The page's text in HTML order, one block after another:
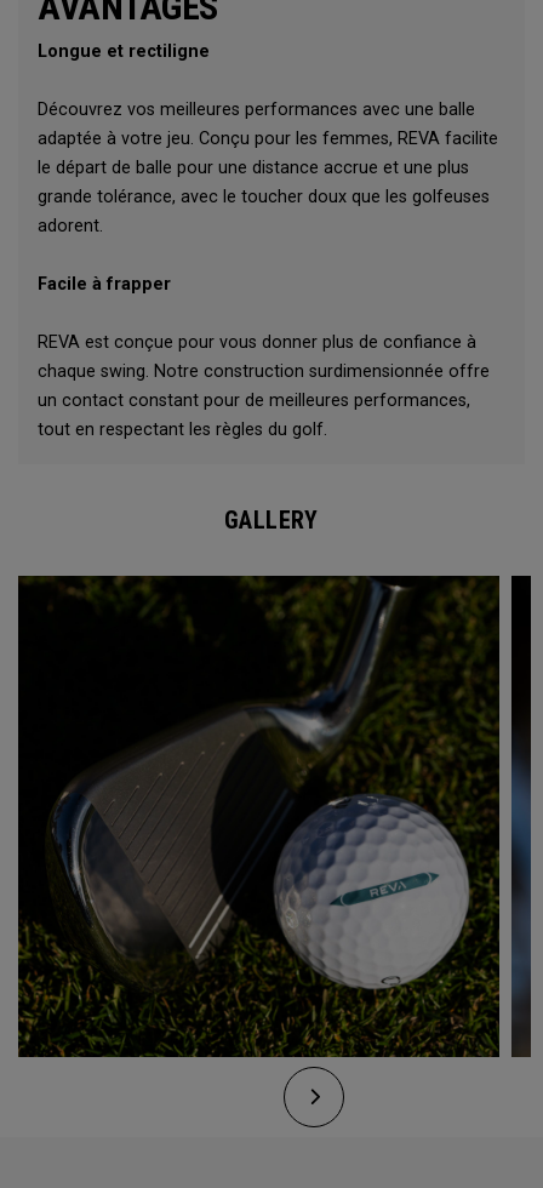
Longue et rectiligne
Découvrez vos meilleures performances avec une balle
adaptée à votre jeu. Conçu pour les femmes, REVA facilite
le départ de balle pour une distance accrue et une plus
grande tolérance, avec le toucher doux que les golfeuses
adorent.
Facile à frapper
REVA est conçue pour vous donner plus de confiance à
chaque swing. Notre construction surdimensionnée offre
un contact constant pour de meilleures performances,
tout en respectant les règles du golf.
GALLERY